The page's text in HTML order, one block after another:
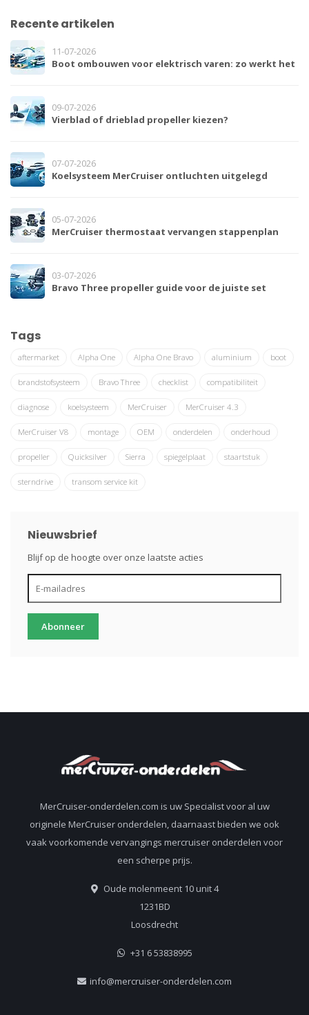
Recente artikelen
11-07-2026
Boot ombouwen voor elektrisch varen: zo werkt het
09-07-2026
Vierblad of drieblad propeller kiezen?
07-07-2026
Koelsysteem MerCruiser ontluchten uitgelegd
05-07-2026
MerCruiser thermostaat vervangen stappenplan
03-07-2026
Bravo Three propeller guide voor de juiste set
Tags
aftermarket Alpha One Alpha One Bravo aluminium boot
brandstofsysteem Bravo Three checklist compatibiliteit
diagnose koelsysteem MerCruiser MerCruiser 4.3
MerCruiser V8 montage OEM onderdelen onderhoud
propeller Quicksilver Sierra spiegelplaat staartstuk
sterndrive transom service kit
Nieuwsbrief
Blijf op de hoogte over onze laatste acties
Abonneer
MerCruiser-onderdelen.com is uw Specialist voor al uw
originele MerCruiser onderdelen, daarnaast bieden we ook
vaak voorkomende vervangings mercruiser onderdelen voor
een scherpe prijs.
Oude molenmeent 10 unit 4
1231BD
Loosdrecht
+31 6 53838995
info@mercruiser-onderdelen.com